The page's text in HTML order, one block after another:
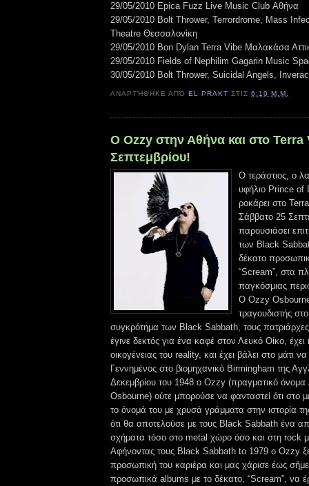
29/05/2010 Epica Fuzz Live Music Club Αθήνα
29/05/2010 Bolt Thrower, Terrordrome, Mass
Theatre Θεσσαλονίκη
29/05/2010 Bon Dylan Terra Vibe Μαλακάσα
29/05/2010 Fields of Nephilim Gagarin Music
30/05/2010 Bolt Thrower, Suicidal Angels,
ΑΝΑΡΤΉΘΗΚΕ ΑΠΌEL PRAKT ΣΤΙΣ6:10 Μ.Μ.
Ο Ozzy στην Αθήνα και στο Terra
Σεπτεμβρίου!
Ο τεράστιος, ο
υφήλιο Prince of
ροκάρει στο
Σάββατο 25
παρουσιάσει
των Black
δέκατο
“Scream”, στα
παγκόσμιας
Ο Ozzy
τραγουδιστής στο
συγκρότημα των Black Sabbath, τους
έγινε δεκτός για ένα καφέ στον Λευκό Οίκο, έχει
οικογένειας του reality, και έχει βάλει στο μάτι να
Γεννημένος στο βιομηχανικό Birmingham της
Δεκεμβρίου του 1948 ο Ozzy (πραγματικό
Osbourne) ούτε μπορούσε να φανταστεί ότι στο
το όνομά του με χρυσά γράμματα στην ιστορία
ότι θα αποτελούσε με τους Black Sabbath ένα
σχήματα τόσο στο metal χώρο όσο και στη rock
Αφήνοντας τους Black Sabbath to 1979 o Ozzy
προσωπική του καριέρα και μας χάρισε έως
προσωπικά albums με το δέκατο, “Scream”, να